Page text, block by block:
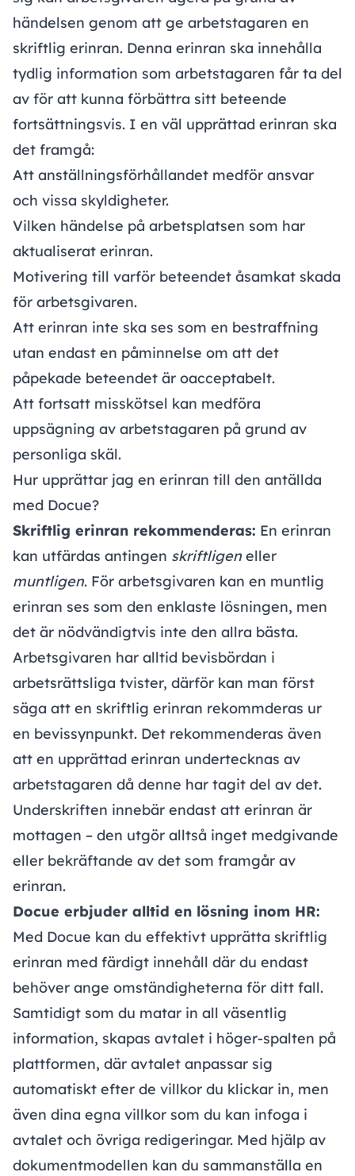
händelsen genom att ge arbetstagaren en
skriftlig erinran. Denna erinran ska innehålla
tydlig information som arbetstagaren får ta del
av för att kunna förbättra sitt beteende
fortsättningsvis. I en väl upprättad erinran ska
det framgå:
Att anställningsförhållandet medför ansvar
och vissa skyldigheter.
Vilken händelse på arbetsplatsen som har
aktualiserat erinran.
Motivering till varför beteendet åsamkat skada
för arbetsgivaren.
Att erinran inte ska ses som en bestraffning
utan endast en påminnelse om att det
påpekade beteendet är oacceptabelt.
Att fortsatt misskötsel kan medföra
uppsägning av arbetstagaren på grund av
personliga skäl.
Hur upprättar jag en erinran till den antällda
med Docue?
Skriftlig erinran rekommenderas: En erinran
kan utfärdas antingen skriftligeneller
muntligen. För arbetsgivaren kan en muntlig
erinran ses som den enklaste lösningen, men
det är nödvändigtvis inte den allra bästa.
Arbetsgivaren har alltid bevisbördan i
arbetsrättsliga tvister, därför kan man först
säga att en skriftlig erinran rekommderas ur
en bevissynpunkt. Det rekommenderas även
att en upprättad erinran undertecknas av
arbetstagaren då denne har tagit del av det.
Underskriften innebär endast att erinran är
mottagen – den utgör alltså inget medgivande
eller bekräftande av det som framgår av
erinran.
Docue erbjuder alltid en lösning inom HR:
Med Docue kan du effektivt upprätta skriftlig
erinran med färdigt innehåll där du endast
behöver ange omständigheterna för ditt fall.
Samtidigt som du matar in all väsentlig
information, skapas avtalet i höger-spalten på
plattformen, där avtalet anpassar sig
automatiskt efter de villkor du klickar in, men
även dina egna villkor som du kan infoga i
avtalet och övriga redigeringar. Med hjälp av
dokumentmodellen kan du sammanställa en